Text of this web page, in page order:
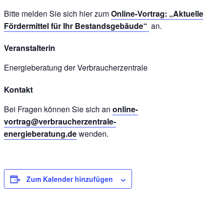
Bitte melden Sie sich hier zumOnline-Vortrag: „Aktuelle
Fördermittel für Ihr Bestandsgebäude“ an.
Veranstalterin
Energieberatung der Verbraucherzentrale
Kontakt
Bei Fragen können Sie sich an online-
vortrag@verbraucherzentrale-
energieberatung.dewenden.
Zum Kalender hinzufügen